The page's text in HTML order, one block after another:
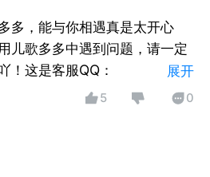
多，能与你相遇真是太开心
儿歌多多中遇到问题，请一定
！这是客服QQ：
欢迎加入儿歌多多粉丝QQ
展开
5 0